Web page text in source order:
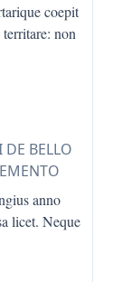
coepit
territare: non
BELLO
anno
licet. Neque